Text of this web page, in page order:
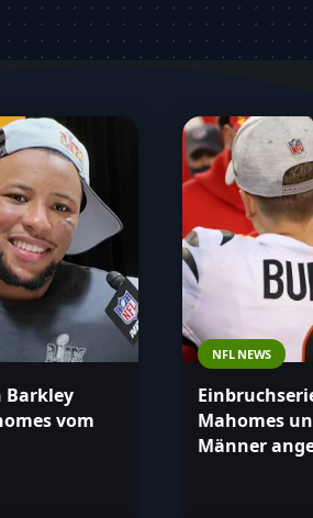
möchtest, diese Seite
unsere Artikel und bleibe
Barkley
vom
NFL NEWS
Mahomes
Männer